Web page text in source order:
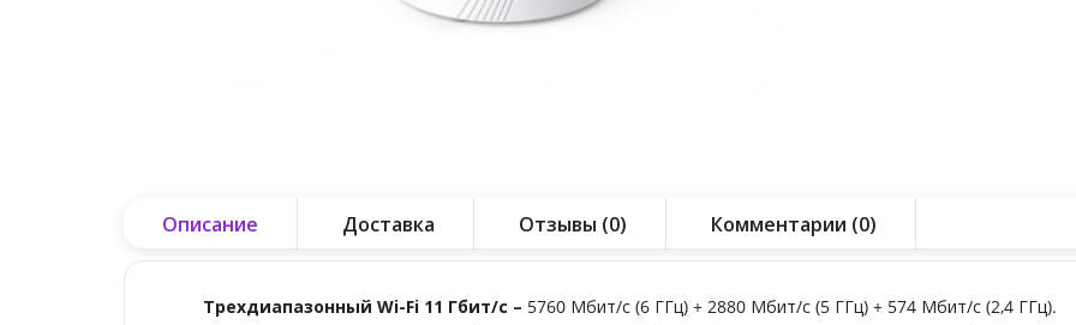
Описание Доставка Отзывы (0) Комментарии (0)
Трехдиапазонный Wi-Fi 11 Гбит/с – 5760 Мбит/с (6 ГГц) + 2880 Мбит/с (5 ГГц) + 574 Мбит/с (2,4 ГГц).